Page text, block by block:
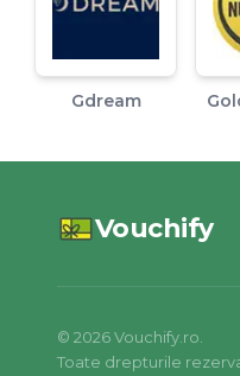
Gdream
Vouchify
© 2026Vouchify.ro.
Toate drepturile